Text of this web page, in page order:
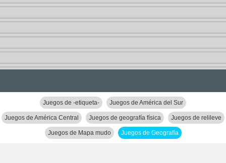
Juegos de -etiqueta- Juegos de América del Sur
Juegos de América Central Juegos de geografía física Juegos de relileve
Juegos de Mapa mudo Juegos de Geografía